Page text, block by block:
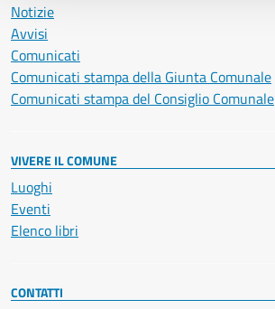
Notizie
Avvisi
Comunicati
Comunicati stampa della Giunta Comunale
Comunicati stampa del Consiglio Comunale
VIVERE IL COMUNE
Luoghi
Eventi
Elenco libri
CONTATTI